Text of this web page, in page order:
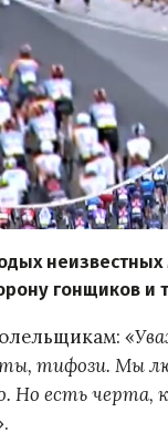
гонщиков и
«
тифози. Мы
Но есть черта,